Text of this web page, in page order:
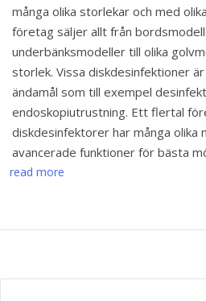
många olika storlekar och med
företag säljer allt från
underbänksmodeller till olika
storlek. Vissa diskdesinfektioner
ändamål som till exempel
endoskopiutrustning. Ett flertal
diskdesinfektorer har många olika
avancerade funktioner för bästa
read more